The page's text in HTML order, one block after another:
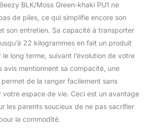
BLK/Moss Green-khaki PU1 ne
de piles, ce qui simplifie encore son
son entretien. Sa capacité à transporter
22 kilogrammes en fait un produit
long terme, suivant l’évolution de votre
avis mentionnent sa compacité, une
de la ranger facilement sans
votre espace de vie. Ceci est un avantage
les parents soucieux de ne pas sacrifier
la commodité.